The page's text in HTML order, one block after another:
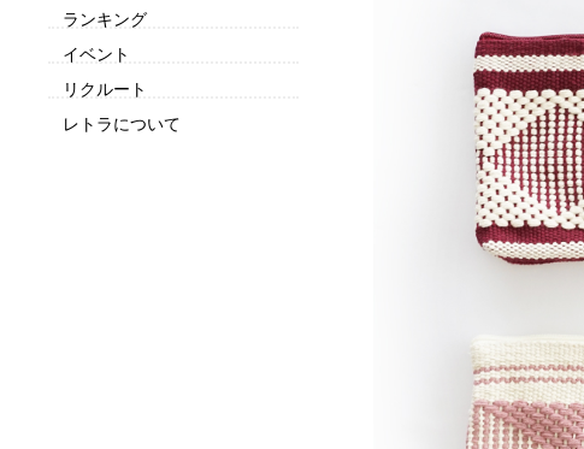
ランキング
イベント
リクルート
レトラについて